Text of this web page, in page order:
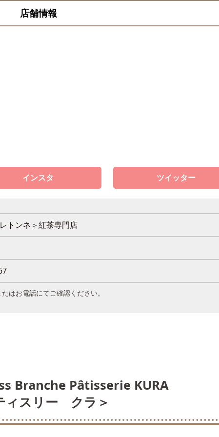
店舗情報
インスタ ツイッター
トンネ＞紅茶専門店
はお電話にてご確認ください。
Branche Pâtisserie KURA
ィスリー クラ＞